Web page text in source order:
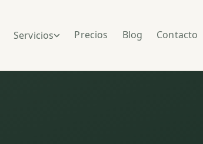
Servicios Precios Blog Contacto